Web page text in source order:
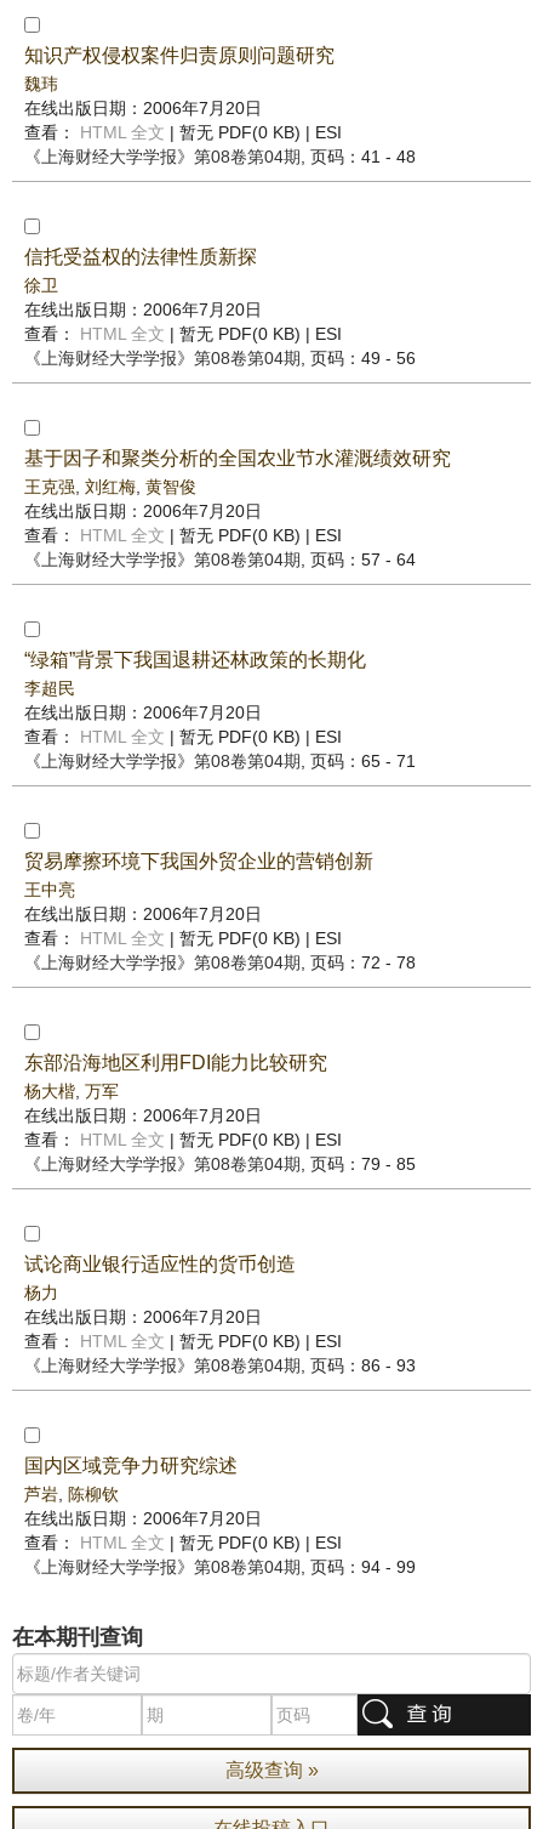
知识产权侵权案件归责原则问题研究
魏玮
在线出版日期：2006年7月20日
查看： HTML 全文 | 暂无 PDF(0 KB) | ESI
《上海财经大学学报》 第08卷第04期 , 页码：41 - 48
信托受益权的法律性质新探
徐卫
在线出版日期：2006年7月20日
查看： HTML 全文 | 暂无 PDF(0 KB) | ESI
《上海财经大学学报》 第08卷第04期 , 页码：49 - 56
基于因子和聚类分析的全国农业节水灌溉绩效研究
王克强 刘红梅 黄智俊
在线出版日期：2006年7月20日
查看： HTML 全文 | 暂无 PDF(0 KB) | ESI
《上海财经大学学报》 第08卷第04期 , 页码：57 - 64
“绿箱”背景下我国退耕还林政策的长期化
李超民
在线出版日期：2006年7月20日
查看： HTML 全文 | 暂无 PDF(0 KB) | ESI
《上海财经大学学报》 第08卷第04期 , 页码：65 - 71
贸易摩擦环境下我国外贸企业的营销创新
王中亮
在线出版日期：2006年7月20日
查看： HTML 全文 | 暂无 PDF(0 KB) | ESI
《上海财经大学学报》 第08卷第04期 , 页码：72 - 78
东部沿海地区利用FDI能力比较研究
杨大楷 万军
在线出版日期：2006年7月20日
查看： HTML 全文 | 暂无 PDF(0 KB) | ESI
《上海财经大学学报》 第08卷第04期 , 页码：79 - 85
试论商业银行适应性的货币创造
杨力
在线出版日期：2006年7月20日
查看： HTML 全文 | 暂无 PDF(0 KB) | ESI
《上海财经大学学报》 第08卷第04期 , 页码：86 - 93
国内区域竞争力研究综述
芦岩
陈柳钦
在线出版日期：2006年7月20日
查看： HTML 全文 | 暂无 PDF(0 KB) | ESI
《上海财经大学学报》 第08卷第04期 , 页码：94 - 99
在本期刊查询
高级查询 »